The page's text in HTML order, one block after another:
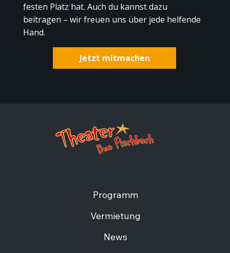
festen Platz hat. Auch du kannst dazu
beitragen – wir freuen uns über jede helfende
Hand.
Jetzt mitmachen
Programm
Vermietung
News